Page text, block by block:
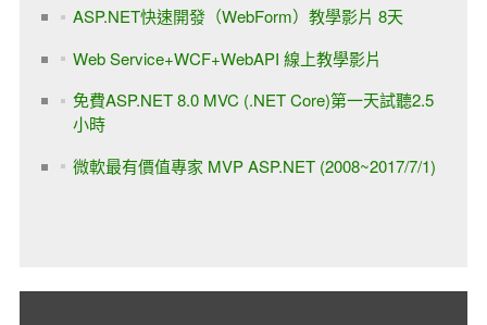
ASP.NET快速開發（WebForm）教學影片 8天
Web Service+WCF+WebAPI 線上教學影片
免費ASP.NET 8.0 MVC (.NET Core)第一天試聽2.5
小時
微軟最有價值專家 MVP ASP.NET (2008~2017/7/1)